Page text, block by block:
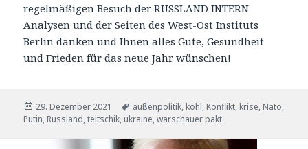
regelmäßigen Besuch der RUSSLAND INTERN
Analysen und der Seiten des West-Ost Instituts
Berlin danken und Ihnen alles Gute, Gesundheit
und Frieden für das neue Jahr wünschen!
Veröffentlicht
am
29. Dezember 2021 Tags
außenpolitik, kohl, Konflikt, krise, Nato,
Putin, Russland,teltschik, ukraine,warschauer pakt